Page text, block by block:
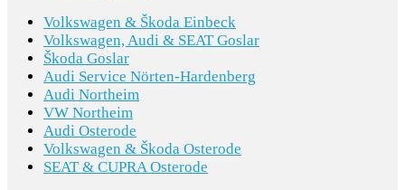
Fahrzeugbeschreibung dient lediglich der
allgemeinen Identifizierung des Fahrzeuges und stellt
keine Gewährleistung im kaufrechtlichen Sinne dar.
Den genauen Ausstattungsumfang erhalten Sie von
unserem Verkaufspersonal. Bitte kontaktieren Sie
uns.
Volkswagen & Škoda Einbeck
Volkswagen, Audi & SEAT Goslar
Škoda Goslar
Audi Service Nörten-Hardenberg
Audi Northeim
VW Northeim
Audi Osterode
Volkswagen & Škoda Osterode
SEAT & CUPRA Osterode